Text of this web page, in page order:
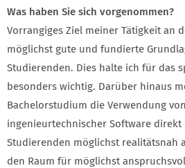
Was haben Sie sich vorgenommen?
Vorrangiges Ziel meiner Tätigkeit an
möglichst gute und fundierte
Studierenden. Dies halte ich für das
besonders wichtig. Darüber hinaus
Bachelorstudium die Verwendung
ingenieurtechnischer Software
Studierenden möglichst realitätsnah
den Raum für möglichst